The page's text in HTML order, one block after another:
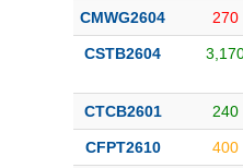
CMWG2604 270
CSTB2604
CTCB2601 240
CFPT2610 400
Đào tạo
Công cụ đầu tư
Truyền thông tài chính